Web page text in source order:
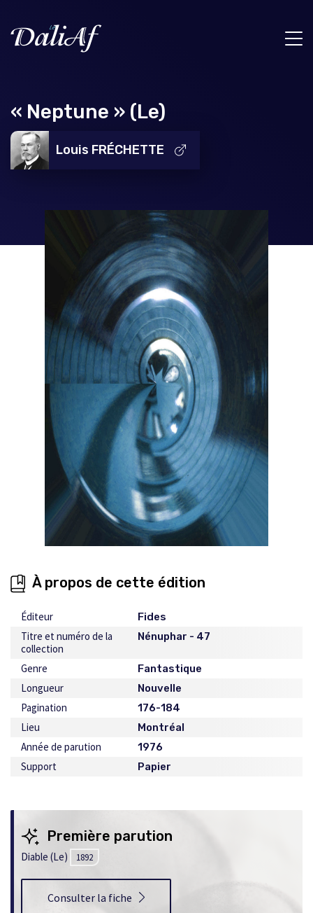
« Neptune » (Le)
Louis FRÉCHETTE
À propos de cette édition
Éditeur Fides
Titre et numéro de la
collection
Nénuphar - 47
Genre Fantastique
Longueur Nouvelle
Pagination 176-184
Lieu Montréal
Année de parution 1976
Support Papier
Première parution
Diable (Le) 1892
Consulter la fiche